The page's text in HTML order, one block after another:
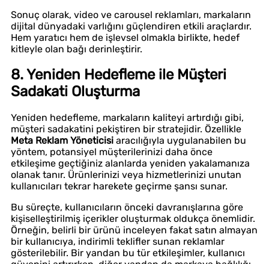
Sonuç olarak, video ve carousel reklamları, markaların
dijital dünyadaki varlığını güçlendiren etkili araçlardır.
Hem yaratıcı hem de işlevsel olmakla birlikte, hedef
kitleyle olan bağı derinleştirir.
8. Yeniden Hedefleme ile Müşteri
Sadakati Oluşturma
Yeniden hedefleme, markaların kaliteyi artırdığı gibi,
müşteri sadakatini pekiştiren bir stratejidir. Özellikle
Meta Reklam Yöneticisi aracılığıyla uygulanabilen bu
yöntem, potansiyel müşterilerinizi daha önce
etkileşime geçtiğiniz alanlarda yeniden yakalamanıza
olanak tanır. Ürünlerinizi veya hizmetlerinizi unutan
kullanıcıları tekrar harekete geçirme şansı sunar.
Bu süreçte, kullanıcıların önceki davranışlarına göre
kişiselleştirilmiş içerikler oluşturmak oldukça önemlidir.
Örneğin, belirli bir ürünü inceleyen fakat satın almayan
bir kullanıcıya, indirimli teklifler sunan reklamlar
gösterilebilir. Bir yandan bu tür etkileşimler, kullanıcı